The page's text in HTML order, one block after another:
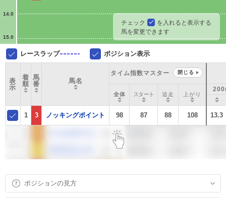
14.0
15.0
チェック
を入れると表示する
馬を変更できます
レースラップ ポジション表示
表
示
着
順
馬
番
馬名
タイム指数マスター 閉じる
全体 スタート 追走 上がり
1 3 ノッキングポイント 98 87 88 108 13.3
ポジションの見方